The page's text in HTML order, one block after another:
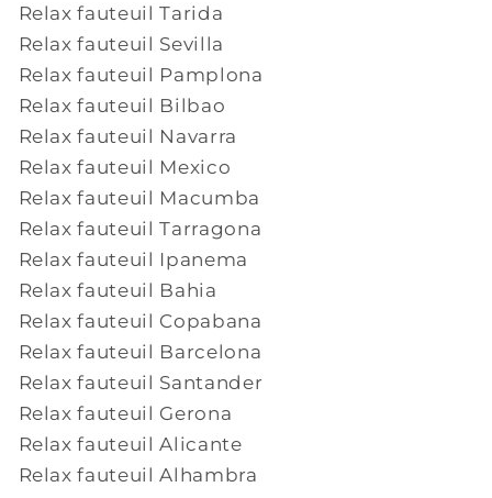
Relax fauteuil Tarida
Relax fauteuil Sevilla
Relax fauteuil Pamplona
Relax fauteuil Bilbao
Relax fauteuil Navarra
Relax fauteuil Mexico
Relax fauteuil Macumba
Relax fauteuil Tarragona
Relax fauteuil Ipanema
Relax fauteuil Bahia
Relax fauteuil Copabana
Relax fauteuil Barcelona
Relax fauteuil Santander
Relax fauteuil Gerona
Relax fauteuil Alicante
Relax fauteuil Alhambra